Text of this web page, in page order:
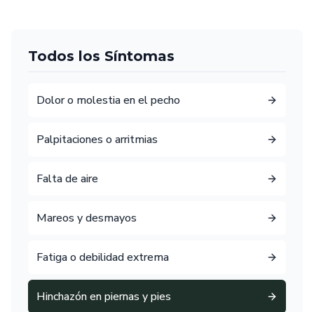
Todos los Síntomas
Dolor o molestia en el pecho
Palpitaciones o arritmias
Falta de aire
Mareos y desmayos
Fatiga o debilidad extrema
Hinchazón en piernas y pies